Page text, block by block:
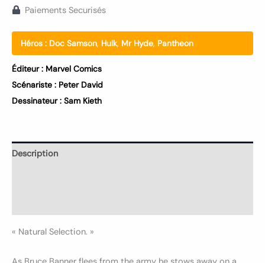
Paiements Securisés
Héros : Doc Samson, Hulk, Mr Hyde, Pantheon
Éditeur : Marvel Comics
Scénariste : Peter David
Dessinateur : Sam Kieth
Description
« Natural Selection. »